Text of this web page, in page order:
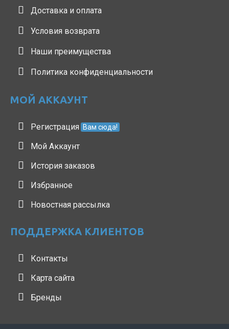
Доставка и оплата
Условия возврата
Наши преимущества
Политика конфиденциальности
МОЙ АККАУНТ
Регистрация Вам сюда!
Мой Аккаунт
История заказов
Избранное
Новостная рассылка
ПОДДЕРЖКА КЛИЕНТОВ
Контакты
Карта сайта
Бренды